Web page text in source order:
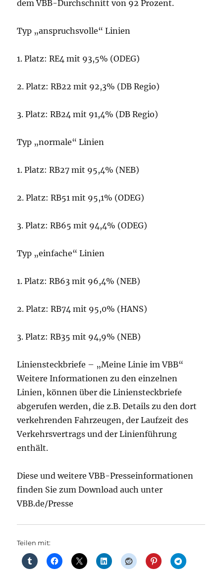
dem VBB-Durchschnitt von 92 Prozent.
Typ „anspruchsvolle“ Linien
1. Platz: RE4 mit 93,5% (ODEG)
2. Platz: RB22 mit 92,3% (DB Regio)
3. Platz: RB24 mit 91,4% (DB Regio)
Typ „normale“ Linien
1. Platz: RB27 mit 95,4% (NEB)
2. Platz: RB51 mit 95,1% (ODEG)
3. Platz: RB65 mit 94,4% (ODEG)
Typ „einfache“ Linien
1. Platz: RB63 mit 96,4% (NEB)
2. Platz: RB74 mit 95,0% (HANS)
3. Platz: RB35 mit 94,9% (NEB)
Liniensteckbriefe – „Meine Linie im VBB“
Weitere Informationen zu den einzelnen
Linien, können über die Liniensteckbriefe
abgerufen werden, die z.B. Details zu den dort
verkehrenden Fahrzeugen, der Laufzeit des
Verkehrsvertrags und der Linienführung
enthält.
Diese und weitere VBB-Presseinformationen
finden Sie zum Download auch unter
VBB.de/Presse
Teilen mit: